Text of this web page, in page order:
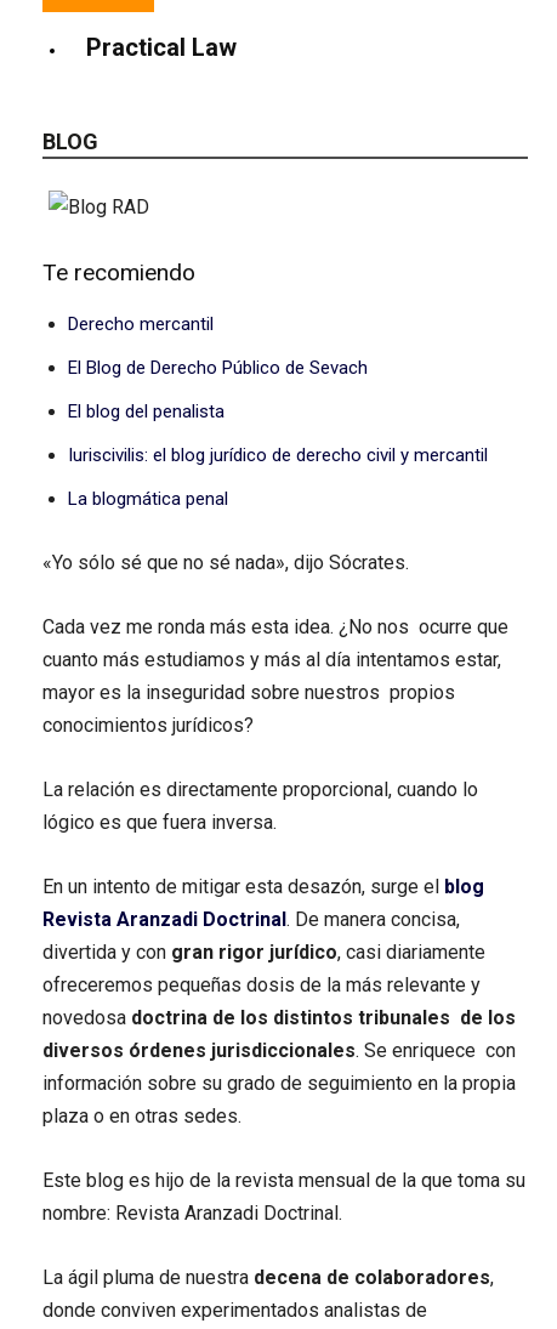
Practical Law
BLOG
Te recomiendo
Derecho mercantil
El Blog de Derecho Público de Sevach
El blog del penalista
Iuriscivilis: el blog jurídico de derecho civil y mercantil
La blogmática penal
«Yo sólo sé que no sé nada», dijo Sócrates.
Cada vez me ronda más esta idea. ¿No nos ocurre que
cuanto más estudiamos y más al día intentamos estar,
mayor es la inseguridad sobre nuestros propios
conocimientos jurídicos?
La relación es directamente proporcional, cuando lo
lógico es que fuera inversa.
En un intento de mitigar esta desazón, surge el blog
Revista Aranzadi Doctrinal. De manera concisa,
divertida y con gran rigor jurídico, casi diariamente
ofreceremos pequeñas dosis de la más relevante y
novedosa doctrina de los distintos tribunales de los
diversos órdenes jurisdiccionales. Se enriquece con
información sobre su grado de seguimiento en la propia
plaza o en otras sedes.
Este blog es hijo de la revista mensual de la que toma su
nombre: Revista Aranzadi Doctrinal.
La ágil pluma de nuestra decena de colaboradores,
donde conviven experimentados analistas de